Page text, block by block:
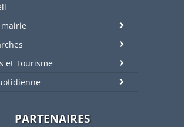
et Tourisme
PARTENAIRES